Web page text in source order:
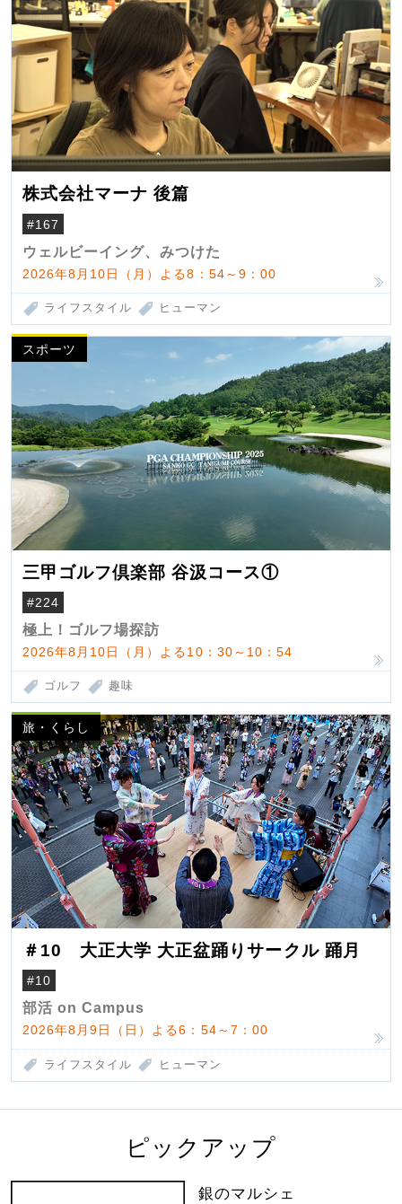
株式会社マーナ 後篇
#167
ウェルビーイング、みつけた
2026年8月10日（月）よる8：54～9：00
ライフスタイル ヒューマン
スポーツ
三甲ゴルフ倶楽部 谷汲コース①
#224
極上！ゴルフ場探訪
2026年8月10日（月）よる10：30～10：54
ゴルフ 趣味
旅・くらし
＃10 大正大学 大正盆踊りサークル 踊月
#10
部活 on Campus
2026年8月9日（日）よる6：54～7：00
ライフスタイル ヒューマン
ピックアップ
銀のマルシェ